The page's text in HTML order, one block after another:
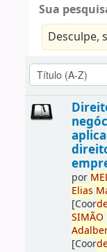
Sua
Desculpe,
por ME
Elias
[Coor
SIMÃO
[Coor